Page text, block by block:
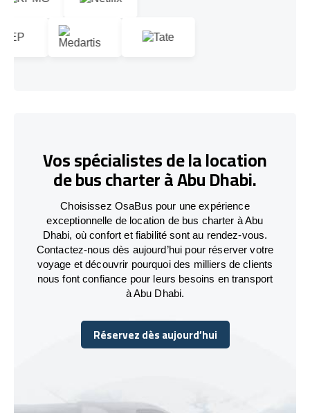
Vos spécialistes de la location
de bus charter à Abu Dhabi.
Choisissez OsaBus pour une expérience
exceptionnelle de location de bus charter à Abu
Dhabi, où confort et fiabilité sont au rendez-vous.
Contactez-nous dès aujourd’hui pour réserver votre
voyage et découvrir pourquoi des milliers de clients
nous font confiance pour leurs besoins en transport
à Abu Dhabi.
Réservez dès aujourd’hui
Réservez dès aujourd’hui